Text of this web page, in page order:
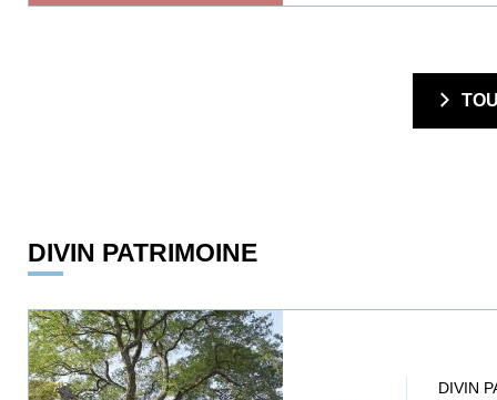
DIVIN PATRIMOINE
DIVIN